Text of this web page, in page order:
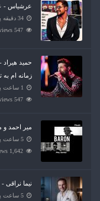
عرشیاس -
34 دقیقه پیش
547 views
حمید
زمانه ام
1 ساعت پیش
547 views
میر احمد و
5 ساعت پیش
1,642 views
نیما نراقی
5 ساعت پیش